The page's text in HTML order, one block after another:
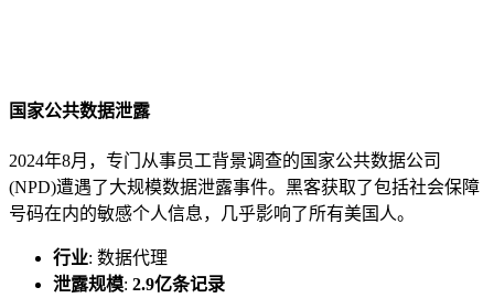
国家公共数据泄露
2024年8月，专门从事员工背景调查的国家公共数据公司
(NPD)遭遇了大规模数据泄露事件。黑客获取了包括社会保障
号码在内的敏感个人信息，几乎影响了所有美国人。
行业: 数据代理
泄露规模: 2.9亿条记录